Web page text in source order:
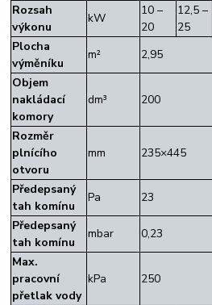
Rozsah
výkonu
kW
10 –
20
12,5 –
25
Plocha
výměníku
m² 2,95
Objem
nakládací
komory
dm³ 200
Rozměr
plnícího
otvoru
mm 235×445
Předepsaný
tah komínu
Pa
23
Předepsaný
tah komínu
mbar
0,23
Max.
pracovní
přetlak vody
kPa 250